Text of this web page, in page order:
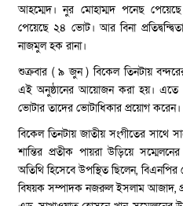
আহম্মেদ। নুর মোহাম্মদ পনেছ
পেয়েছে ২৪ ভোট। আর বিনা
নাজমুল হক রানা।
শুক্রবার ( ৯ জুন ) বিকেল তিনটায়
এই অনুষ্ঠানের আয়োজন করা হয়।
ভোটার তাদের ভোটাধিকার প্রয়োগ করেন।
বিকেল তিনটায় জাতীয় সংগীতের সাথে
শান্তির প্রতীক পায়রা উড়িয়ে
অতিথি হিসেবে উপস্থিত ছিলেন, বিএনপির
বিষয়ক সম্পাদক নজরুল ইসলাম আজাদ,